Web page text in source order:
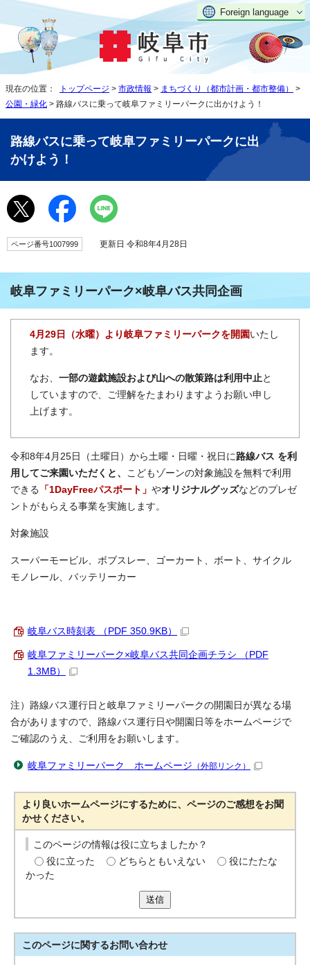
Foreign language
現在の位置： トップページ > 市政情報 > まちづくり（都市計画・都市整備）
>
公園・緑化 > 路線バスに乗って岐阜ファミリーパークに出かけよう！
路線バスに乗って岐阜ファミリーパークに出
かけよう！
ページ番号1007999 更新日 令和8年4月28日
岐阜ファミリーパーク×岐阜バス共同企画
4月29日（水曜）より岐阜ファミリーパークを開園 いたし
ます。
なお、 一部の遊戯施設および山への散策路は利用中止 と
していますので、ご理解をたまわりますようお願い申し
上げます。
令和8年4月25日（土曜日）から土曜・日曜・祝日に 路線バス を利
用してご来園いただくと、
こどもゾーンの対象施設を無料で利用
できる
「1DayFreeパスポート」 やオリジナルグッズなどのプレゼ
ントがもらえる事業を実施します。
対象施設
スーパーモービル、ボブスレー、ゴーカート、ボート、サイクル
モノレール、バッテリーカー
岐阜バス時刻表 （PDF 350.9KB）
岐阜ファミリーパーク×岐阜バス共同企画チラシ （PDF
1.3MB）
注）路線バス運行日と岐阜ファミリーパークの開園日が異なる場
合がありますので、路線バス運行日や開園日等をホームページで
ご確認のうえ、ご利用をお願いします。
岐阜ファミリーパーク ホームページ （外部リンク）
より良いホームページにするために、ページのご感想をお聞
かせください。
このページの情報は役に立ちましたか？
役に立った
どちらともいえない
役にたたな
かった
送信
このページに関するお問い合わせ